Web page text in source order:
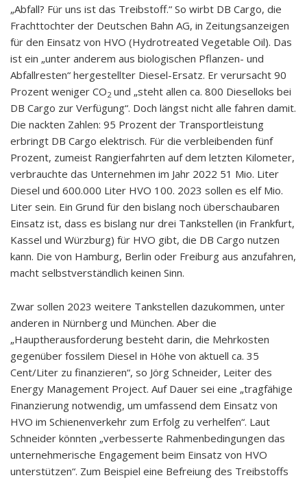
„Abfall? Für uns ist das Treibstoff.“ So wirbt DB Cargo, die
Frachttochter der Deutschen Bahn AG, in Zeitungsanzeigen
für den Einsatz von HVO (Hydrotreated Vegetable Oil). Das
ist ein „unter anderem aus biologischen Pflanzen- und
Abfallresten“ hergestellter Diesel-Ersatz. Er verursacht 90
Prozent weniger CO2 und „steht allen ca. 800 Dieselloks bei
DB Cargo zur Verfügung“. Doch längst nicht alle fahren damit.
Die nackten Zahlen: 95 Prozent der Transportleistung
erbringt DB Cargo elektrisch. Für die verbleibenden fünf
Prozent, zumeist Rangierfahrten auf dem letzten Kilometer,
verbrauchte das Unternehmen im Jahr 2022 51 Mio. Liter
Diesel und 600.000 Liter HVO 100. 2023 sollen es elf Mio.
Liter sein. Ein Grund für den bislang noch überschaubaren
Einsatz ist, dass es bislang nur drei Tankstellen (in Frankfurt,
Kassel und Würzburg) für HVO gibt, die DB Cargo nutzen
kann. Die von Hamburg, Berlin oder Freiburg aus anzufahren,
macht selbstverständlich keinen Sinn.
Zwar sollen 2023 weitere Tankstellen dazukommen, unter
anderen in Nürnberg und München. Aber die
„Hauptherausforderung besteht darin, die Mehrkosten
gegenüber fossilem Diesel in Höhe von aktuell ca. 35
Cent/Liter zu finanzieren“, so Jörg Schneider, Leiter des
Energy Management Project. Auf Dauer sei eine „tragfähige
Finanzierung notwendig, um umfassend dem Einsatz von
HVO im Schienenverkehr zum Erfolg zu verhelfen“. Laut
Schneider könnten „verbesserte Rahmenbedingungen das
unternehmerische Engagement beim Einsatz von HVO
unterstützen“. Zum Beispiel eine Befreiung des Treibstoffs